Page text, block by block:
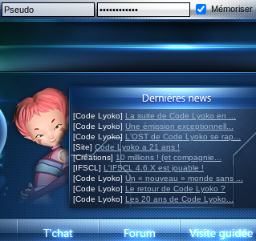
Mémoriser
[Code Lyoko] La suite de Code Lyoko en ...
[Code Lyoko] Une émission exceptionnell...
[Code Lyoko] L'OST de Code Lyoko se rap...
[Site] Code Lyoko a 21 ans !
[Créations] 10 millions ! (et compagnie...
[IFSCL] L'IFSCL 4.6.X est jouable !
[Code Lyoko] Un « nouveau » monde sans ...
[Code Lyoko] Le retour de Code Lyoko ?
[Code Lyoko] Les 20 ans de Code Lyoko...